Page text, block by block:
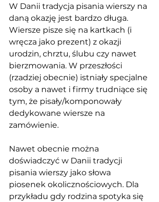
W Danii tradycja pisania wierszy na
daną okazję jest bardzo długa.
Wiersze pisze się na kartkach (i
wręcza jako prezent) z okazji
urodzin, chrztu, ślubu czy nawet
bierzmowania. W przeszłości
(rzadziej obecnie) istniały specjalne
osoby a nawet i firmy trudniące się
tym, że pisały/komponowały
dedykowane wiersze na
zamówienie.
Nawet obecnie można
doświadczyć w Danii tradycji
pisania wierszy jako słowa
piosenek okolicznościowych. Dla
przykładu gdy rodzina spotyka się